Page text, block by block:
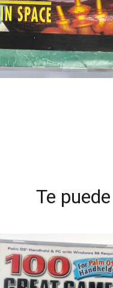
Te